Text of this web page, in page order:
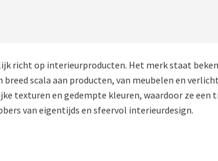
richt op interieurproducten. Het merk staat
scala aan producten, van meubelen en
texturen en gedempte kleuren, waardoor ze
van eigentijds en sfeervol interieurdesign.